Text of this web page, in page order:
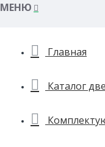
МЕНЮ
Главная
Каталог